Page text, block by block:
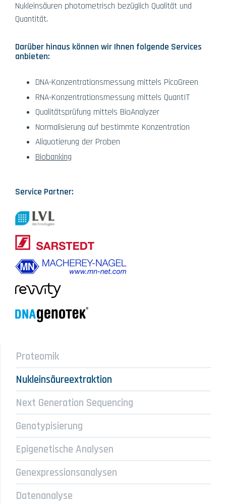
Nukleinsäuren photometrisch bezüglich Qualität und
Quantität.
Darüber hinaus können wir Ihnen folgende Services
anbieten:
DNA-Konzentrationsmessung mittels PicoGreen
RNA-Konzentrationsmessung mittels QuantIT
Qualitätsprüfung mittels BioAnalyzer
Normalisierung auf bestimmte Konzentration
Aliquotierung der Proben
Biobanking
Service Partner:
Proteomik
Nukleinsäureextraktion
Next Generation Sequencing
Genotypisierung
Epigenetische Analysen
Genexpressionsanalysen
Datenanalyse